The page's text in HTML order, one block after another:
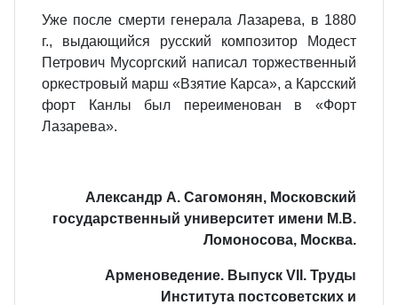
Уже после смерти генерала Лазарева, в 1880
г., выдающийся русский композитор Модест
Петрович Мусоргский написал торжественный
оркестровый марш «Взятие Карса», а Карсский
форт Канлы был переименован в «Форт
Лазарева».
Александр А. Сагомонян, Московский
государственный университет имени М.В.
Ломоносова, Москва.
Арменоведение. Выпуск VII. Труды
Института постсоветских и